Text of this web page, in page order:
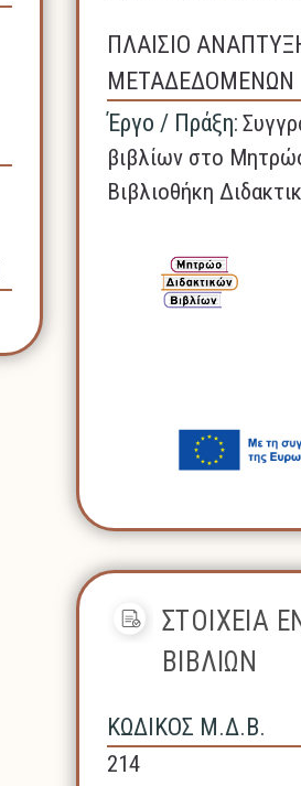
ΠΛΑΙΣΙΟ
ΜΕΤΑΔΕΔΟΜΕΝΩΝ
Έργο / Πράξη:
βιβλίων στο
Βιβλιοθήκη
ΣΤΟΙΧΕΙΑ
ΒΙΒΛΙΩΝ
ΚΩΔΙΚΟΣ Μ.Δ.Β.
214